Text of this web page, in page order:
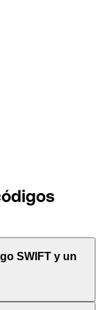
SWIFT y un